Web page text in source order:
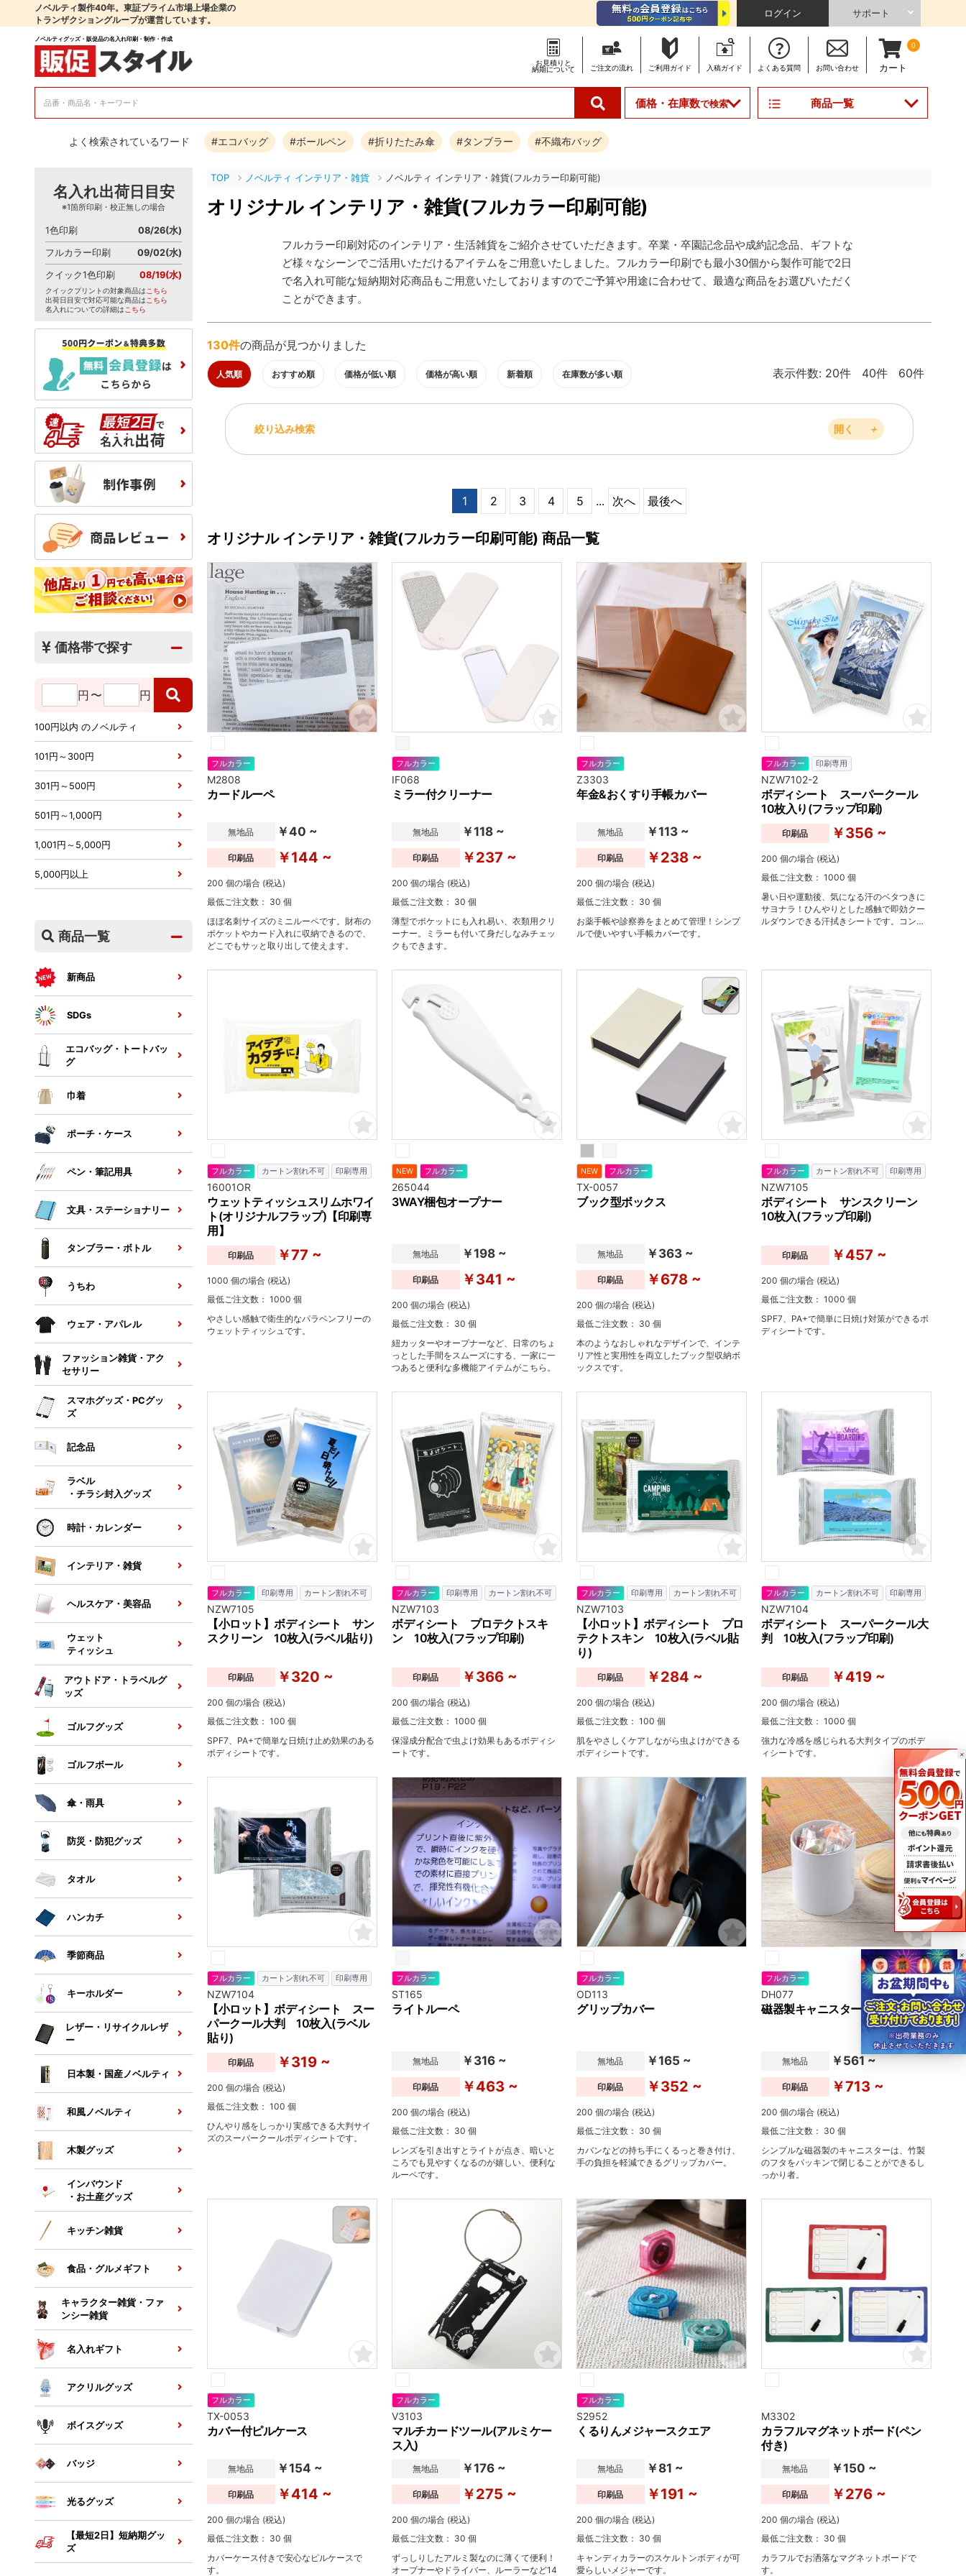
ノベルティ製作40年。東証プライム市場上場企業の
トランザクショングループが運営しています。
ログイン サポート
ノベルティグッズ・販促品の名入れ印刷・制作・作成
お見積りと
納期について
ご注文の流れ ご利用ガイド 入稿ガイド よくある質問 お問い合わせ
0
カート
価格・在庫数で検索 商品一覧
よく検索されているワード #エコバッグ #ボールペン #折りたたみ傘 #タンブラー #不織布バッグ
TOP ノベルティ インテリア・雑貨 ノベルティ インテリア・雑貨(フルカラー印刷可能)
オリジナル インテリア・雑貨(フルカラー印刷可能)
フルカラー印刷対応のインテリア・生活雑貨をご紹介させていただきます。卒業・卒園記念品や成約記念品、ギフトな
ど様々なシーンでご活用いただけるアイテムをご用意いたしました。フルカラー印刷でも最小30個から製作可能で2日
で名入れ可能な短納期対応商品もご用意いたしておりますのでご予算や用途に合わせて、最適な商品をお選びいただく
ことができます。
130件の商品が見つかりました
人気順 おすすめ順 価格が低い順 価格が高い順 新着順 在庫数が多い順 表示件数: 20件 40件 60件
絞り込み検索 開く ＋
1 2 3 4 5 ... 次へ 最後へ
オリジナル インテリア・雑貨(フルカラー印刷可能) 商品一覧
フルカラー
M2808
カードルーペ
無地品 ￥40 ~
印刷品 ￥144 ~
200 個の場合 (税込)
最低ご注文数： 30 個
ほぼ名刺サイズのミニルーペです。財布の
ポケットやカード入れに収納できるので、
どこでもサッと取り出して使えます。
フルカラー
IF068
ミラー付クリーナー
無地品 ￥118 ~
印刷品 ￥237 ~
200 個の場合 (税込)
最低ご注文数： 30 個
薄型でポケットにも入れ易い、衣類用クリ
ーナー。ミラーも付いて身だしなみチェッ
クもできます。
フルカラー
Z3303
年金&おくすり手帳カバー
無地品 ￥113 ~
印刷品 ￥238 ~
200 個の場合 (税込)
最低ご注文数： 30 個
お薬手帳や診察券をまとめて管理！シンプ
ルで使いやすい手帳カバーです。
フルカラー 印刷専用
NZW7102-2
ボディシート スーパークール
10枚入り(フラップ印刷)
印刷品 ￥356 ~
200 個の場合 (税込)
最低ご注文数： 1000 個
暑い日や運動後、気になる汗のベタつきに
サヨナラ！ひんやりとした感触で即効クー
ルダウンできる汗拭きシートです。コンパ
リティのある汗拭きシートを作成できま
フルカラー カートン割れ不可 印刷専用
16001OR
ウェットティッシュスリムホワイ
ト(オリジナルフラップ)【印刷専
用】
印刷品 ￥77 ~
1000 個の場合 (税込)
最低ご注文数： 1000 個
やさしい感触で衛生的なパラベンフリーの
ウェットティッシュです。
NEW フルカラー
265044
3WAY梱包オープナー
無地品 ￥198 ~
印刷品 ￥341 ~
200 個の場合 (税込)
最低ご注文数： 30 個
紐カッターやオープナーなど、日常のちょ
っとした手間をスムーズにする、一家に一
つあると便利な多機能アイテムがこちら。
NEW フルカラー
TX-0057
ブック型ボックス
無地品 ￥363 ~
印刷品 ￥678 ~
200 個の場合 (税込)
最低ご注文数： 30 個
本のようなおしゃれなデザインで、インテ
リア性と実用性を両立したブック型収納ボ
ックスです。
フルカラー カートン割れ不可 印刷専用
NZW7105
ボディシート サンスクリーン
10枚入(フラップ印刷)
印刷品 ￥457 ~
200 個の場合 (税込)
最低ご注文数： 1000 個
SPF7、PA+で簡単に日焼け対策ができるボ
ディシートです。
フルカラー 印刷専用 カートン割れ不可
NZW7105
【小ロット】ボディシート サン
スクリーン 10枚入(ラベル貼り)
印刷品 ￥320 ~
200 個の場合 (税込)
最低ご注文数： 100 個
SPF7、PA+で簡単な日焼け止め効果のある
ボディシートです。
フルカラー 印刷専用 カートン割れ不可
NZW7103
ボディシート プロテクトスキ
ン 10枚入(フラップ印刷)
印刷品 ￥366 ~
200 個の場合 (税込)
最低ご注文数： 1000 個
保湿成分配合で虫よけ効果もあるボディシ
ートです。
フルカラー 印刷専用 カートン割れ不可
NZW7103
【小ロット】ボディシート プロ
テクトスキン 10枚入(ラベル貼
り)
印刷品 ￥284 ~
200 個の場合 (税込)
最低ご注文数： 100 個
肌をやさしくケアしながら虫よけができる
ボディシートです。
フルカラー カートン割れ不可 印刷専用
NZW7104
ボディシート スーパークール大
判 10枚入(フラップ印刷)
印刷品 ￥419 ~
200 個の場合 (税込)
最低ご注文数： 1000 個
強力な冷感を感じられる大判タイプのボデ
ィシートです。
フルカラー カートン割れ不可 印刷専用
NZW7104
【小ロット】ボディシート スー
パークール大判 10枚入(ラベル
貼り)
印刷品 ￥319 ~
200 個の場合 (税込)
最低ご注文数： 100 個
ひんやり感をしっかり実感できる大判サイ
ズのスーパークールボディシートです。
フルカラー
ST165
ライトルーペ
無地品 ￥316 ~
印刷品 ￥463 ~
200 個の場合 (税込)
最低ご注文数： 30 個
レンズを引き出すとライトが点き、暗いと
ころでも見やすくなるのが嬉しい、便利な
ルーペです。
フルカラー
OD113
グリップカバー
無地品 ￥165 ~
印刷品 ￥352 ~
200 個の場合 (税込)
最低ご注文数： 30 個
カバンなどの持ち手にくるっと巻き付け、
手の負担を軽減できるグリップカバー。
フルカラー
DH077
磁器製キャニスター
無地品 ￥561 ~
印刷品 ￥713 ~
200 個の場合 (税込)
最低ご注文数： 30 個
シンプルな磁器製のキャニスターは、竹製
のフタをパッキンで閉じることができるし
っかり者。
フルカラー
TX-0053
カバー付ピルケース
無地品 ￥154 ~
印刷品 ￥414 ~
200 個の場合 (税込)
最低ご注文数： 30 個
カバーケース付きで安心なピルケースで
す。
フルカラー
V3103
マルチカードツール(アルミケー
ス入)
無地品 ￥176 ~
印刷品 ￥275 ~
200 個の場合 (税込)
最低ご注文数： 30 個
ずっしりしたアルミ製なのに薄くて便利！
オープナーやドライバー、ルーラーなど14
フルカラー
S2952
くるりんメジャースクエア
無地品 ￥81 ~
印刷品 ￥191 ~
200 個の場合 (税込)
最低ご注文数： 30 個
キャンディカラーのスケルトンボディが可
愛らしいメジャーです。
M3302
カラフルマグネットボード(ペン
付き)
無地品 ￥150 ~
印刷品 ￥276 ~
200 個の場合 (税込)
最低ご注文数： 30 個
カラフルでお洒落なマグネットボードで
す。
名入れ出荷日目安
※1箇所印刷・校正無しの場合
1色印刷 08/26(水)
フルカラー印刷 09/02(水)
クイック1色印刷 08/19(水)
クイックプリントの対象商品は こちら
出荷日目安で対応可能な商品は こちら
名入れについての詳細は こちら
価格帯で探す
円 〜 円
100円以内 のノベルティ
101円～300円
301円～500円
501円～1,000円
1,001円～5,000円
5,000円以上
商品一覧
新商品
SDGs
エコバッグ・トートバッ
グ
巾着
ポーチ・ケース
ペン・筆記用具
文具・ステーショナリー
タンブラー・ボトル
うちわ
ウェア・アパレル
ファッション雑貨・アク
セサリー
スマホグッズ・PCグッ
ズ
記念品
ラベル
・チラシ封入グッズ
時計・カレンダー
インテリア・雑貨
ヘルスケア・美容品
ウェット
ティッシュ
アウトドア・トラベルグ
ッズ
ゴルフグッズ
ゴルフボール
傘・雨具
防災・防犯グッズ
タオル
ハンカチ
季節商品
キーホルダー
レザー・リサイクルレザ
ー
日本製・国産ノベルティ
和風ノベルティ
木製グッズ
インバウンド
・お土産グッズ
キッチン雑貨
食品・グルメギフト
キャラクター雑貨・ファ
ンシー雑貨
名入れギフト
アクリルグッズ
ボイスグッズ
バッジ
光るグッズ
【最短2日】短納期グッ
ズ
×
×